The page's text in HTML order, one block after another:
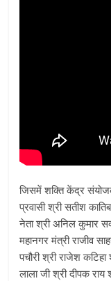
जिसमें शक्ति केंद्र
प्रवासी श्री सतीश
नेता श्री अनिल कुमार
महानगर मंत्री राजीव
पचौरी श्री राजेश
लाला जी श्री दीपक राय